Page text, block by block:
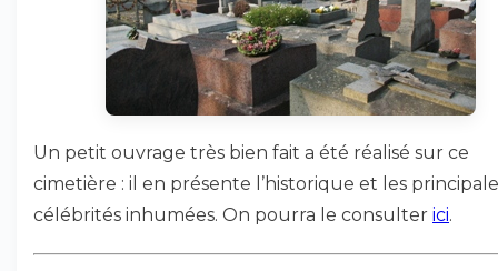
Un petit ouvrage très bien fait a été réalisé sur ce
cimetière : il en présente l’historique et les
célébrités inhumées. On pourra le consulter ici.